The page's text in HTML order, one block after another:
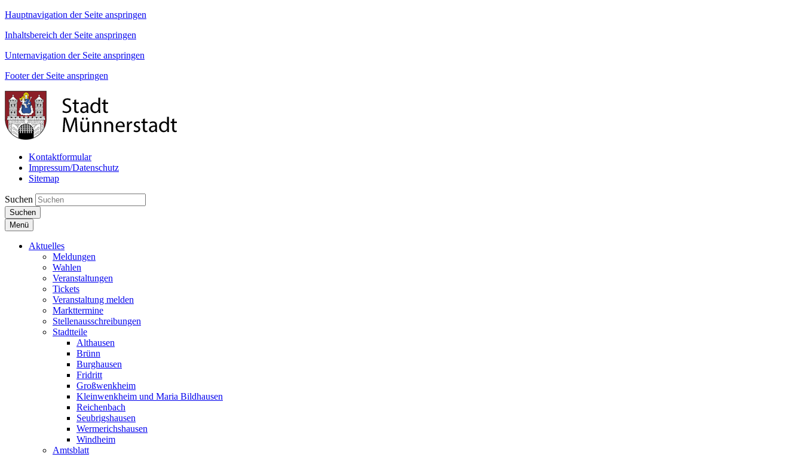
Hauptnavigation der Seite anspringen
Inhaltsbereich der Seite anspringen
Unternavigation der Seite anspringen
Footer der Seite anspringen
Kontaktformular
Impressum/Datenschutz
Sitemap
Suchen
Suchen
Menü
Aktuelles
Meldungen
Wahlen
Veranstaltungen
Tickets
Veranstaltung melden
Markttermine
Stellenausschreibungen
Stadtteile
Althausen
Brünn
Burghausen
Fridritt
Großwenkheim
Kleinwenkheim und Maria Bildhausen
Reichenbach
Seubrigshausen
Wermerichshausen
Windheim
Amtsblatt